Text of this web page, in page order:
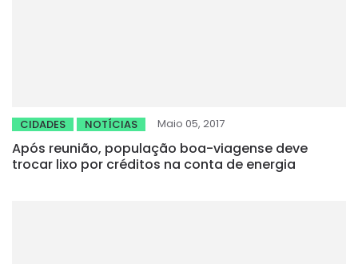
CIDADES NOTÍCIAS Maio 05, 2017
Após reunião, população boa-viagense deve
trocar lixo por créditos na conta de energia